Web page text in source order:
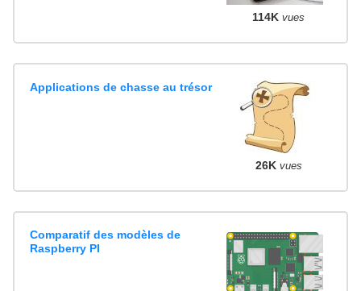
114K vues
Applications de chasse au trésor
26K vues
Comparatif des modèles de
Raspberry PI